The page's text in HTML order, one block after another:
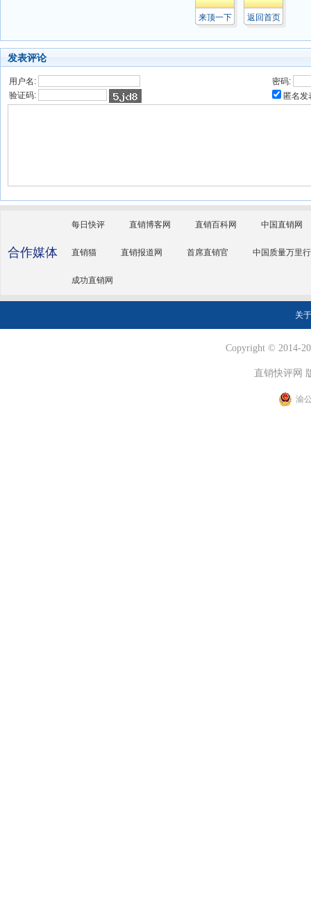
来顶一下 返回首页
发表评论
用户名:
密码:
验证码:
匿名发
合作媒体
每日快评 直销博客网 直销百科网 中国直销网
直销猫 直销报道网 首席直销官 中国质量万里行
成功直销网
关
Copyright © 2014-
直销快评网
渝